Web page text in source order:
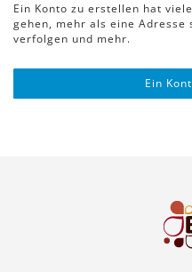
Ein Konto zu erstellen hat
gehen, mehr als eine Adresse
verfolgen und mehr.
Ein